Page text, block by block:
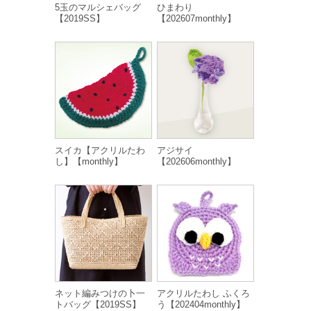
5玉のマルシェバッグ
【2019SS】
ひまわり
【202607monthly】
スイカ【アクリルたわ
し】【monthly】
アジサイ
【202606monthly】
ネット編みつけの卜一
トバッグ【2019SS】
アクリルたわし ふくろ
う【202404monthly】